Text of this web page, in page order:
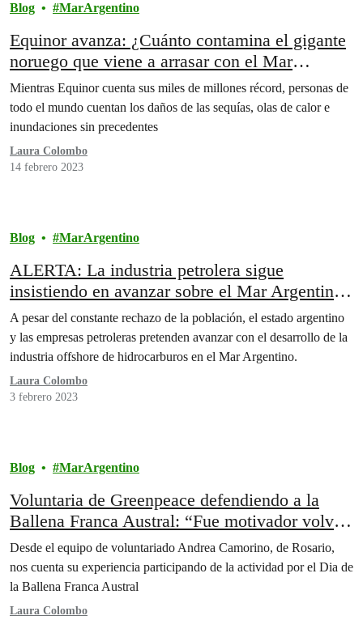
Blog MarArgentino
Equinor avanza: ¿Cuánto contamina el gigante
noruego que viene a arrasar con el Mar
Argentino?
Mientras Equinor cuenta sus miles de millones récord, personas de
todo el mundo cuentan los daños de las sequías, olas de calor e
inundaciones sin precedentes
Laura Colombo
14 febrero 2023
Blog MarArgentino
ALERTA: La industria petrolera sigue
insistiendo en avanzar sobre el Mar Argentino
¡Vamos a impedirlo!
A pesar del constante rechazo de la población, el estado argentino
y las empresas petroleras pretenden avanzar con el desarrollo de la
industria offshore de hidrocarburos en el Mar Argentino.
Laura Colombo
3 febrero 2023
Blog MarArgentino
Voluntaria de Greenpeace defendiendo a la
Ballena Franca Austral: “Fue motivador volver
a encontrarnos”
Desde el equipo de voluntariado Andrea Camorino, de Rosario,
nos cuenta su experiencia participando de la actividad por el Dia de
la Ballena Franca Austral
Laura Colombo